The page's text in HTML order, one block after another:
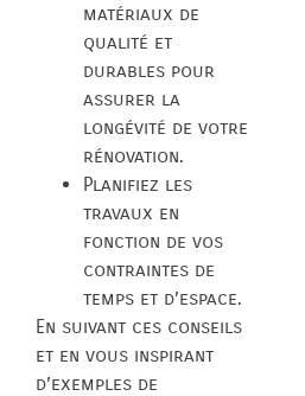
matériaux de
qualité et
durables pour
assurer la
longévité de votre
rénovation.
Planifiez les
travaux en
fonction de vos
contraintes de
temps et d’espace.
En suivant ces conseils
et en vous inspirant
d’exemples de